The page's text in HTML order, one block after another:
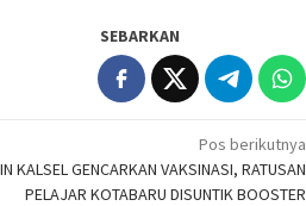
SEBARKAN
Pos berikutnya
KALSEL GENCARKAN VAKSINASI, RATUSAN
PELAJAR KOTABARU DISUNTIK BOOSTER